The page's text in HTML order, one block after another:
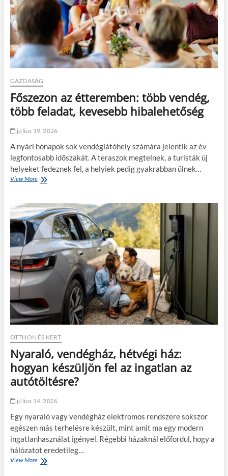
r
g
ú
r
a
a
t
ó
p
r
o
n
:
c
m
a
g
o
l
á
s
,
l
s
z
e
r
e
l
s
é
n
u
g
o
t
k
GAZDASÁG
Főszezon az étteremben: több vendég,
több feladat, kevesebb hibalehetőség
július 19, 2026
A nyári hónapok sok vendéglátóhely számára jelentik az év
legfontosabb időszakát. A teraszok megtelnek, a turisták új
helyeket fedeznek fel, a helyiek pedig gyakrabban ülnek…
View MoreF
z
e
z
o
n
a
z
é
e
r
e
m
b
e
n
t
ö
b
e
n
d
é
g
,
OTTHON ÉS KERT
Nyaraló, vendégház, hétvégi ház:
hogyan készüljön fel az ingatlan az
autótöltésre?
július 14, 2026
Egy nyaraló vagy vendégház elektromos rendszere sokszor
egészen más terhelésre készült, mint amit ma egy modern
ingatlanhasználat igényel. Régebbi házaknál előfordul, hogy a
hálózatot eredetileg…
View MoreN